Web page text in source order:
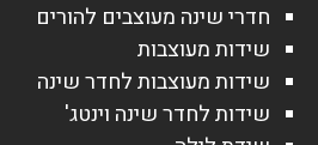
חדרי שינה מעוצבים להורים
שידות מעוצבות
שידות מעוצבות לחדר שינה
שידות לחדר שינה וינטג'